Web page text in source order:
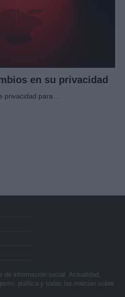
en su privacidad
privacidad para…
información social. Actualidad,
política y todas las noticias sobre